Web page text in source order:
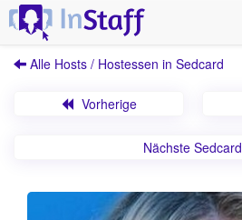
Alle Hosts / Hostessen in Sedcard
Vorherige
Nächste Sedcard